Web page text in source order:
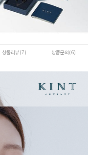
상품리뷰(7) 상품문의(6)